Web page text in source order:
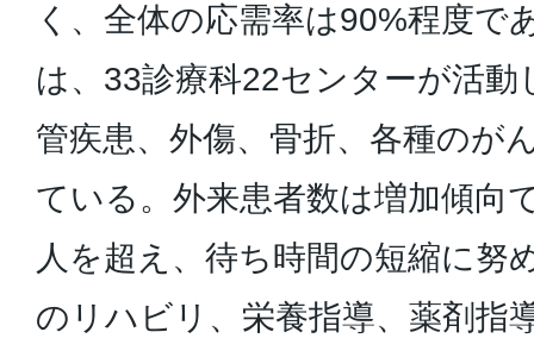
く、全体の応需率は90%程度で
は、33診療科22センターが活動
管疾患、外傷、骨折、各種のが
ている。外来患者数は増加傾向
人を超え、待ち時間の短縮に努
のリハビリ、栄養指導、薬剤指